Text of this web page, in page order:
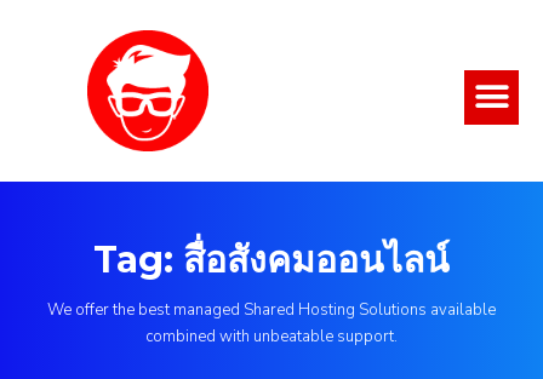
Tag: สื่อสังคมออนไลน์
We offer the best managed Shared Hosting Solutions available
combined with unbeatable support.